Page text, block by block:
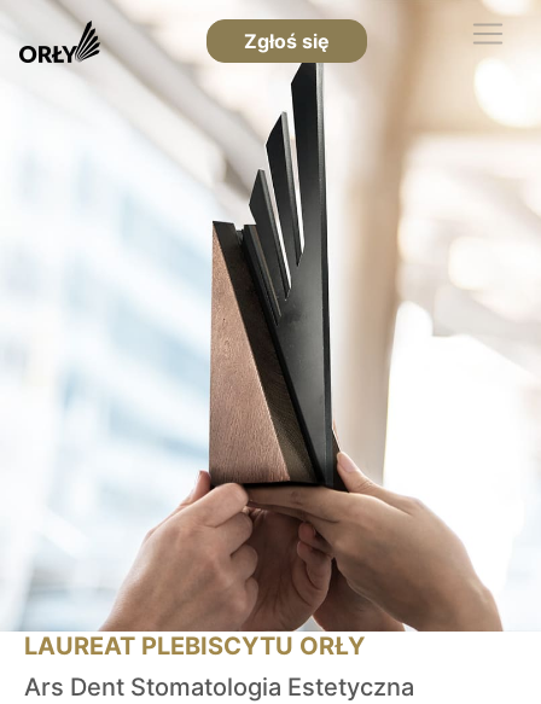
Zgłoś się
LAUREAT PLEBISCYTU ORŁY
Ars Dent Stomatologia Estetyczna